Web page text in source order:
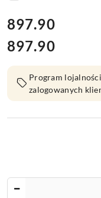
cena:
897.90
Cena:
897.90
Program
zalogowanych